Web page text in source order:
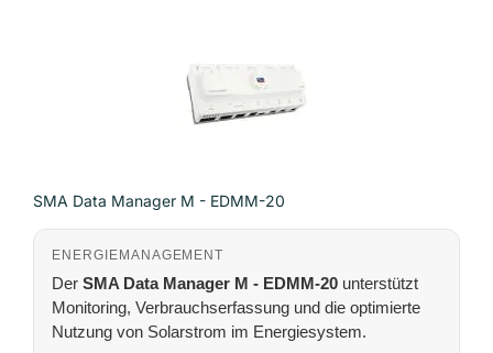
SMA Data Manager M - EDMM-20
ENERGIEMANAGEMENT
Der SMA Data Manager M - EDMM-20 unterstützt
Monitoring, Verbrauchserfassung und die optimierte
Nutzung von Solarstrom im Energiesystem.